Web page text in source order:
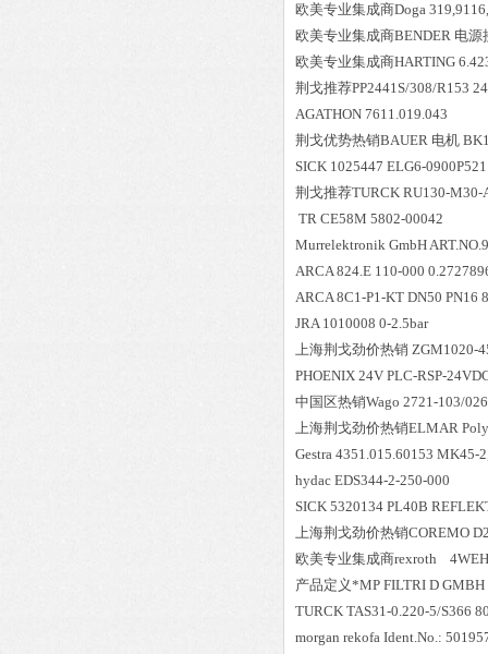
欧美专业集成商Doga
欧美专业集成商BENDER 电
欧美专业集成商HARTING
荆戈推荐PP2441S/308/R153
AGATHON 7611.019.043
荆戈优势热销BAUER 电机
SICK 1025447 ELG6-
荆戈推荐TURCK RU130-M30-
TR CE58M 5802-00042
Murrelektronik GmbH
ARCA 824.E 110-000
ARCA 8C1-P1-KT DN50 PN16
JRA 1010008 0-2.5bar
上海荆戈劲价热销 ZGM1020-
PHOENIX 24V PLC-RSP-
中国区热销Wago 2721-103/
上海荆戈劲价热销ELMAR
Gestra 4351.015.60153 MK45-
hydac EDS344-2-250-000
SICK 5320134 PL40B
上海荆戈劲价热销COREMO
欧美专业集成商
产品定义*MP FILTRI D GMBH
TURCK TAS31-0.220-5/S366
morgan rekofa Ident.No.: